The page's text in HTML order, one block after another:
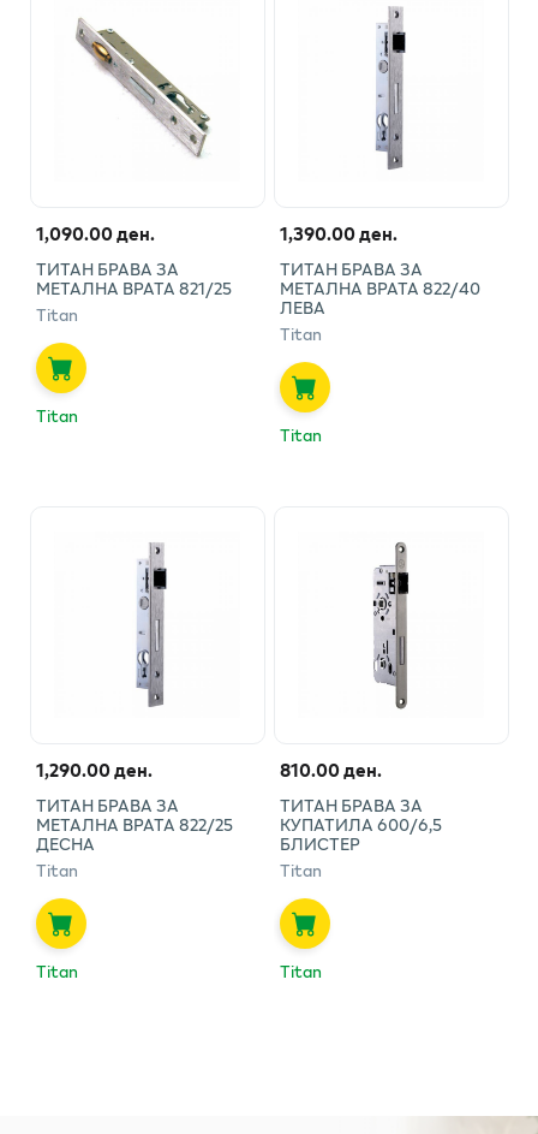
1,090.00 ден.
ТИТАН БРАВА ЗА
МЕТАЛНА ВРАТА 821/25
Titan
Titan
1,390.00 ден.
ТИТАН БРАВА ЗА
МЕТАЛНА ВРАТА 822/40
ЛЕВА
Titan
Titan
1,290.00 ден.
ТИТАН БРАВА ЗА
МЕТАЛНА ВРАТА 822/25
ДЕСНА
Titan
Titan
810.00 ден.
ТИТАН БРАВА ЗА
КУПАТИЛА 600/6,5
БЛИСТЕР
Titan
Titan